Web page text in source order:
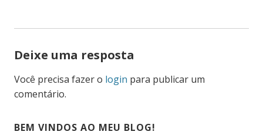
Deixe uma resposta
Você precisa fazer o login para publicar um
comentário.
BEM VINDOS AO MEU BLOG!